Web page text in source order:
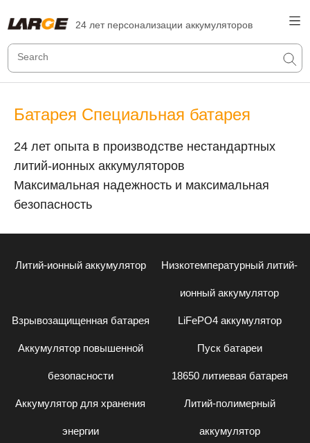
24 лет персонализации аккумуляторов
Батарея Специальная батарея
24 лет опыта в производстве нестандартных
литий-ионных аккумуляторов
Максимальная надежность и максимальная
безопасность
Литий-ионный аккумулятор Низкотемпературный литий-
ионный аккумулятор
Взрывозащищенная батарея LiFePO4 аккумулятор
Аккумулятор повышенной
безопасности
Пуск батареи
18650 литиевая батарея
Аккумулятор для хранения
энергии
Литий-полимерный
аккумулятор